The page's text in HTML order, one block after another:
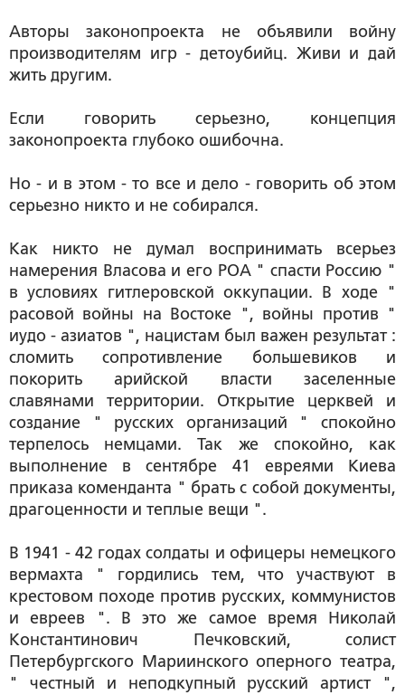
Авторы законопроекта не объявили войну
производителям игр - детоубийц. Живи и дай
жить другим.
Если говорить серьезно, концепция
законопроекта глубоко ошибочна.
Но - и в этом - то все и дело - говорить об этом
серьезно никто и не собирался.
Как никто не думал воспринимать всерьез
намерения Власова и его РОА " спасти Россию "
в условиях гитлеровской оккупации. В ходе "
расовой войны на Востоке ", войны против "
иудо - азиатов ", нацистам был важен результат :
сломить сопротивление большевиков и
покорить арийской власти заселенные
славянами территории. Открытие церквей и
создание " русских организаций " спокойно
терпелось немцами. Так же спокойно, как
выполнение в сентябре 41 евреями Киева
приказа коменданта " брать с собой документы,
драгоценности и теплые вещи ".
В 1941 - 42 годах солдаты и офицеры немецкого
вермахта " гордились тем, что участвуют в
крестовом походе против русских, коммунистов
и евреев ". В это же самое время Николай
Константинович Печковский, солист
Петербургского Мариинского оперного театра,
" честный и неподкупный русский артист ",